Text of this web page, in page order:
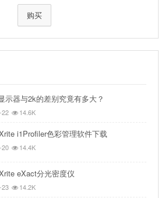
购买
示器与2k的差别究竟有多大？
22 14.6K
i1Profiler色彩管理软件下载
20 14.4K
eXact分光密度仪
23 14.2K